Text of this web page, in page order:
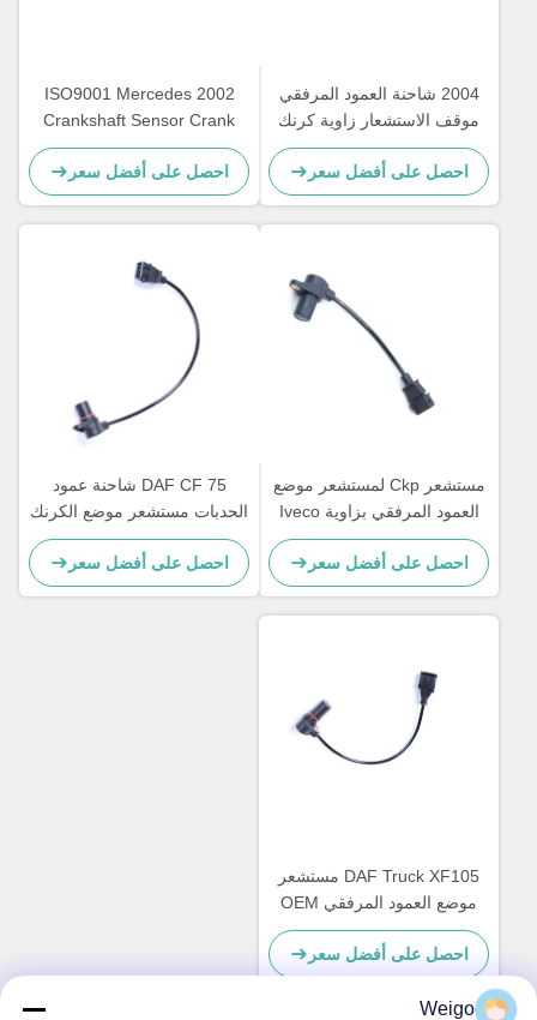
2004 شاحنة العمود المرفقي
موقف الاستشعار زاوية كرنك
لمرسيدس بنز 0011533120
احصل على أفضل سعر
2002 ISO9001 Mercedes
Crankshaft Sensor Crank
0011532120 A0011532120
احصل على أفضل سعر
مستشعر Ckp لمستشعر موضع
العمود المرفقي بزاوية Iveco
500306772 82017874
162916
احصل على أفضل سعر
DAF CF 75 شاحنة عمود
الحدبات مستشعر موضع الكرنك
OEM 1365738 0281002408
احصل على أفضل سعر
DAF Truck XF105 مستشعر
موضع العمود المرفقي OEM
0281002676 1607436
احصل على أفضل سعر
Weigo